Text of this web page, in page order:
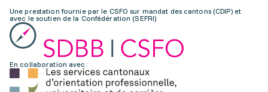
Une prestation fournie par le CSFO sur mandat des cantons (CDIP) et
avec le soutien de la Confédération (SEFRI)
En collaboration avec: